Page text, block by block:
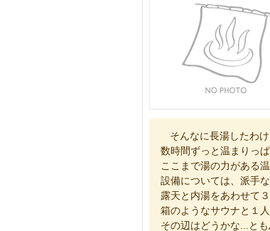
そんなに長湯したわけ
数時間ずっと温まりっ
ここまで湯の力がある
設備については、派手
露天と内湯をあわせて
箱のようなサウナと１
その辺はどうかな...と